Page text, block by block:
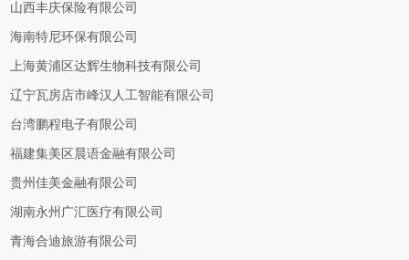
山西丰庆保险有限公司
海南特尼环保有限公司
上海黄浦区达辉生物科技有限公司
辽宁瓦房店市峰汉人工智能有限公司
台湾鹏程电子有限公司
福建集美区晨语金融有限公司
贵州佳美金融有限公司
湖南永州广汇医疗有限公司
青海合迪旅游有限公司